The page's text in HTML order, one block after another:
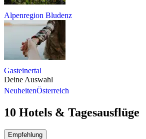
Alpenregion Bludenz
Gasteinertal
Deine Auswahl
NeuheitenÖsterreich
10 Hotels & Tagesausflüge
Empfehlung